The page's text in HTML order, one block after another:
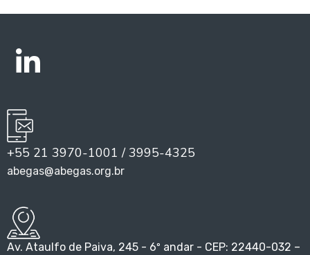
+55 21 3970-1001 / 3995-4325
abegas@abegas.org.br
Av. Ataulfo de Paiva, 245 - 6º andar - CEP: 22440-032 –